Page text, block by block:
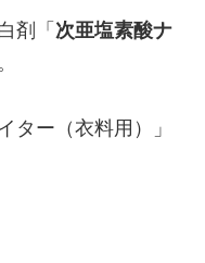
剤「次亜塩素酸ナ
ター（衣料用）」